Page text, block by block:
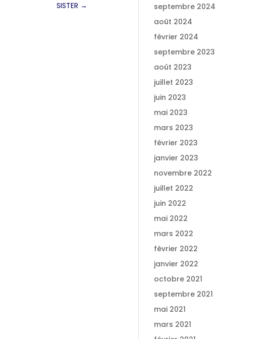
SISTER →
septembre 2024
août 2024
février 2024
septembre 2023
août 2023
juillet 2023
juin 2023
mai 2023
mars 2023
février 2023
janvier 2023
novembre 2022
juillet 2022
juin 2022
mai 2022
mars 2022
février 2022
janvier 2022
octobre 2021
septembre 2021
mai 2021
mars 2021